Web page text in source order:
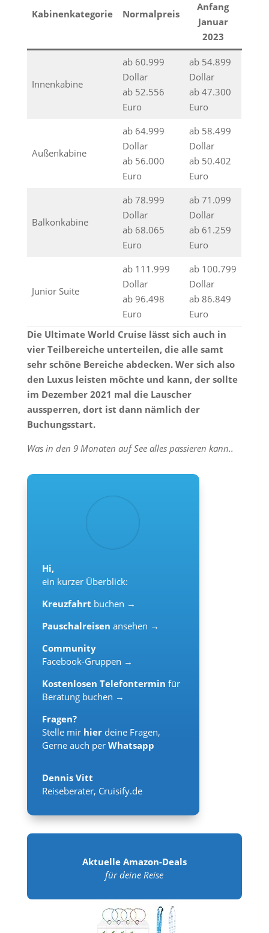
Kabinenkategorie Normalpreis
Anfang
Januar
2023
Innenkabine
ab 60.999
Dollar
ab 52.556
Euro
ab 54.899
Dollar
ab 47.300
Euro
Außenkabine
ab 64.999
Dollar
ab 56.000
Euro
ab 58.499
Dollar
ab 50.402
Euro
Balkonkabine
ab 78.999
Dollar
ab 68.065
Euro
ab 71.099
Dollar
ab 61.259
Euro
Junior Suite
ab 111.999
Dollar
ab 96.498
Euro
ab 100.799
Dollar
ab 86.849
Euro
Die Ultimate World Cruise lässt sich auch in
vier Teilbereiche unterteilen, die alle samt
sehr schöne Bereiche abdecken. Wer sich also
den Luxus leisten möchte und kann, der sollte
im Dezember 2021 mal die Lauscher
aussperren, dort ist dann nämlich der
Buchungsstart.
Was in den 9 Monaten auf See alles passieren kann..
Hi,
ein kurzer Überblick:
Kreuzfahrt buchen →
Pauschalreisen ansehen →
Community
Facebook-Gruppen →
Kostenlosen Telefontermin für
Beratung buchen →
Fragen?
Stelle mir hier deine Fragen,
Gerne auch per Whatsapp
Dennis Vitt
Reiseberater, Cruisify.de
Aktuelle Amazon-Deals
für deine Reise